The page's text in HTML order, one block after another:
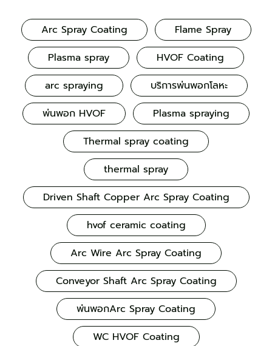
Arc Spray Coating
Flame Spray
Plasma spray
HVOF Coating
arc spraying
บริการพ่นพอกโลหะ
พ่นพอก HVOF
Plasma spraying
Thermal spray coating
thermal spray
Driven Shaft Copper Arc Spray Coating
hvof ceramic coating
Arc Wire Arc Spray Coating
Conveyor Shaft Arc Spray Coating
พ่นพอกArc Spray Coating
WC HVOF Coating